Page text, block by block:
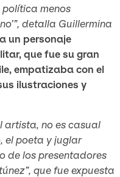
menos
detalla Guillermina
un personaje
que fue su gran
empatizaba con el
ilustraciones y
artista, no es casual
el poeta y juglar
de los presentadores
que fue expuesta